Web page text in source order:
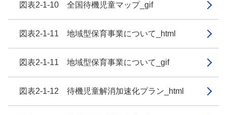
図表2-1-10 全国待機児童マップ_gif
図表2-1-11 地域型保育事業について_html
図表2-1-11 地域型保育事業について_gif
図表2-1-12 待機児童解消加速化プラン_html